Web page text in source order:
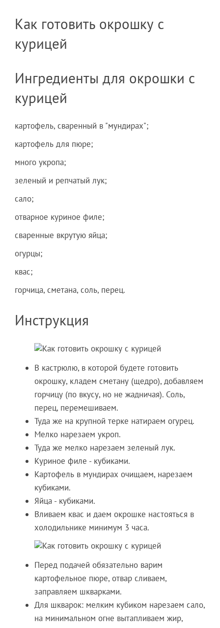
Как готовить окрошку с
курицей
Ингредиенты для окрошки с
курицей
картофель, сваренный в "мундирах";
картофель для пюре;
много укропа;
зеленый и репчатый лук;
сало;
отварное куриное филе;
сваренные вкрутую яйца;
огурцы;
квас;
горчица, сметана, соль, перец.
Инструкция
В кастрюлю, в которой будете готовить
окрошку, кладем сметану (щедро), добавляем
горчицу (по вкусу, но не жадничая). Соль,
перец, перемешиваем.
Туда же на крупной терке натираем огурец.
Мелко нарезаем укроп.
Туда же мелко нарезаем зеленый лук.
Куриное филе - кубиками.
Картофель в мундирах очищаем, нарезаем
кубиками.
Яйца - кубиками.
Вливаем квас и даем окрошке настояться в
холодильнике минимум 3 часа.
Перед подачей обязательно варим
картофельное пюре, отвар сливаем,
заправляем шкварками.
Для шкварок: мелким кубиком нарезаем сало,
на минимальном огне вытапливаем жир,